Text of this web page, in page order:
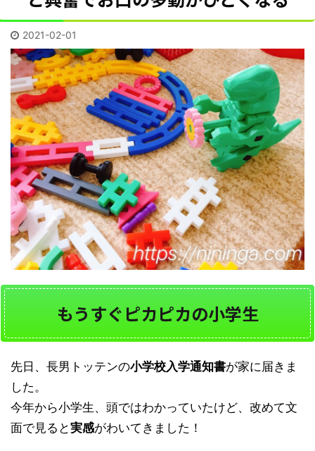
2021-02-01
もうすぐピカピカの小学生
先日、長男トッテンの小学校入学通知書が家に届きま
した。
今年から小学生、頭ではわかっていたけど、改めて文
面で見ると実感がわいてきました！